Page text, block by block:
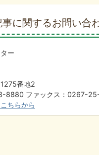
事に関するお問い合
ー
番地2
8880 ファックス：0267-
ちらから